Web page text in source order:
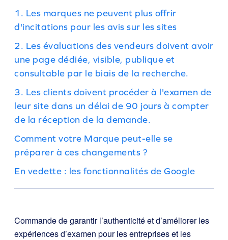
1. Les marques ne peuvent plus offrir
d'incitations pour les avis sur les sites
2. Les évaluations des vendeurs doivent avoir
une page dédiée, visible, publique et
consultable par le biais de la recherche.
3. Les clients doivent procéder à l'examen de
leur site dans un délai de 90 jours à compter
de la réception de la demande.
Comment votre Marque peut-elle se
préparer à ces changements ?
En vedette : les fonctionnalités de Google
Commande de garantir l’authenticité et d’améliorer les
expériences d’examen pour les entreprises et les